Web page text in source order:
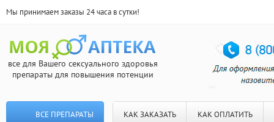
Мы принимаем заказы 24 часа в сутки!
все для Вашего сексуального здоровья
препараты для повышения потенции
ВСЕ ПРЕПАРАТЫ КАК ЗАКАЗАТЬ КАК ОПЛАТИТЬ